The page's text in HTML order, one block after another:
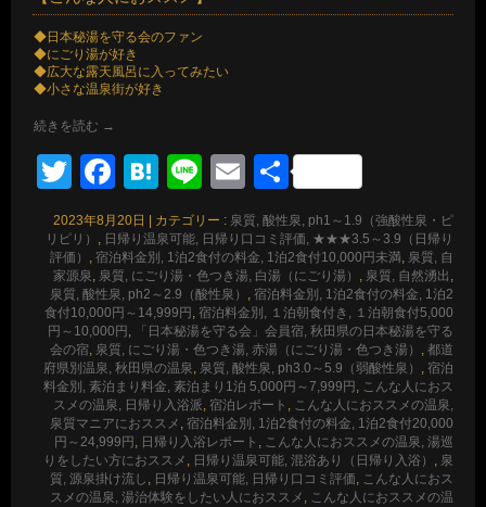
◆日本秘湯を守る会のファン
◆にごり湯が好き
◆広大な露天風呂に入ってみたい
◆小さな温泉街が好き
続きを読む →
TwitterFacebook
Hatena
LineEmail
共
有
2023年8月20日 カテゴリー : 泉質, 酸性泉, ph1～1.9（強酸性泉・ピ
リピリ） , 日帰り温泉可能, 日帰り口コミ評価, ★★★3.5～3.9（日帰り
評価） , 宿泊料金別, 1泊2食付の料金, 1泊2食付10,000円未満, 泉質, 自
家源泉, 泉質, にごり湯・色つき湯, 白湯（にごり湯） , 泉質, 自然湧出 ,
泉質, 酸性泉, ph2～2.9（酸性泉） , 宿泊料金別, 1泊2食付の料金, 1泊2
食付10,000円～14,999円 , 宿泊料金別, １泊朝食付き, １泊朝食付5,000
円～10,000円 ,
「日本秘湯を守る会」会員宿, 秋田県の日本秘湯を守る
会の宿, 泉質, にごり湯・色つき湯, 赤湯（にごり湯・色つき湯） , 都道
府県別温泉, 秋田県の温泉, 泉質, 酸性泉, ph3.0～5.9（弱酸性泉） , 宿泊
料金別, 素泊まり料金, 素泊まり1泊 5,000円～7,999円 , こんな人におス
スメの温泉, 日帰り入浴派, 宿泊レポート , こんな人におススメの温泉,
泉質マニアにおススメ , 宿泊料金別, 1泊2食付の料金, 1泊2食付20,000
円～24,999円 , 日帰り入浴レポート , こんな人におススメの温泉, 湯巡
りをしたい方におススメ , 日帰り温泉可能, 混浴あり（日帰り入浴） , 泉
質, 源泉掛け流し , 日帰り温泉可能, 日帰り口コミ評価, こんな人におス
スメの温泉, 湯治体験をしたい人におススメ , こんな人におススメの温